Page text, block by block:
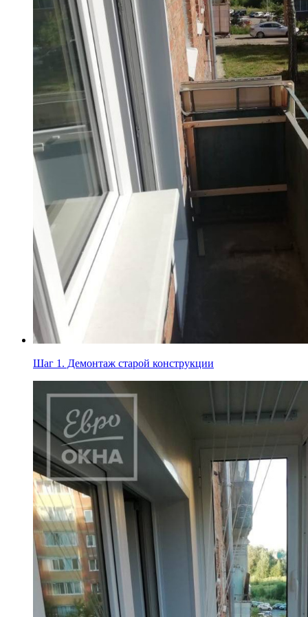
Шаг 1. Демонтаж старой конструкции